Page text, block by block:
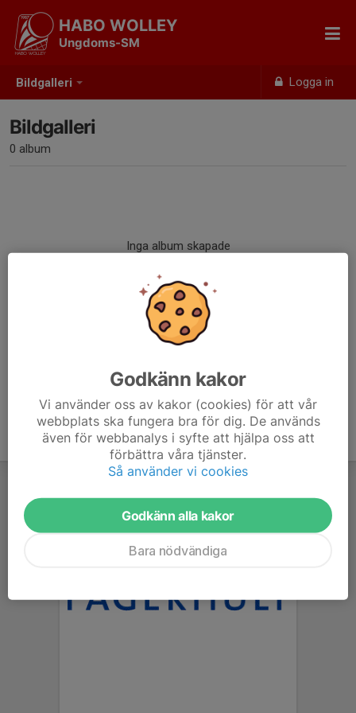
Bildgalleri Logga in
HABO WOLLEY
Ungdoms-SM
Bildgalleri
0 album
Inga album skapade
Godkänn kakor
Vi använder oss av kakor (cookies) för att vår
webbplats ska fungera bra för dig. De används
även för webbanalys i syfte att hjälpa oss att
förbättra våra tjänster.
Så använder vi cookies
Godkänn alla kakor
Bara nödvändiga